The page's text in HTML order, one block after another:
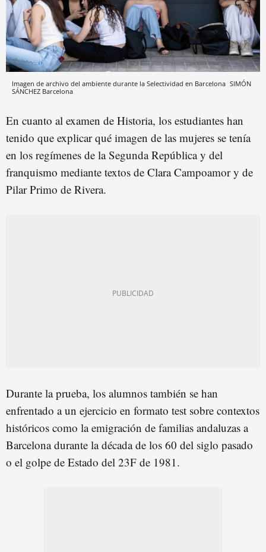
Imagen de archivo del ambiente durante la Selectividad en Barcelona SIMÓN
SÁNCHEZ Barcelona
En cuanto al examen de Historia, los estudiantes han
tenido que explicar qué imagen de las mujeres se tenía
en los regímenes de la Segunda República y del
franquismo mediante textos de Clara Campoamor y de
Pilar Primo de Rivera.
Durante la prueba, los alumnos también se han
enfrentado a un ejercicio en formato test sobre contextos
históricos como la emigración de familias andaluzas a
Barcelona durante la década de los 60 del siglo pasado
o el golpe de Estado del 23F de 1981.